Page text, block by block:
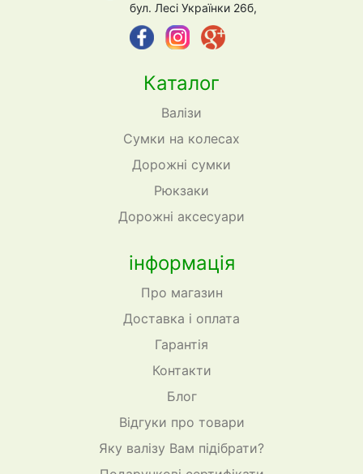
Каталог
Валізи
Сумки на колесах
Дорожні сумки
Рюкзаки
Дорожні аксесуари
інформація
Про магазин
Доставка і оплата
Гарантія
Контакти
Блог
Відгуки про товари
Яку валізу Вам підібрати?
бул. Лесі Українки 26б,